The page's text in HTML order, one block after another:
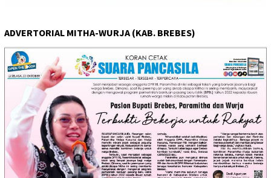
ADVERTORIAL MITHA-WURJA (KAB. BREBES)